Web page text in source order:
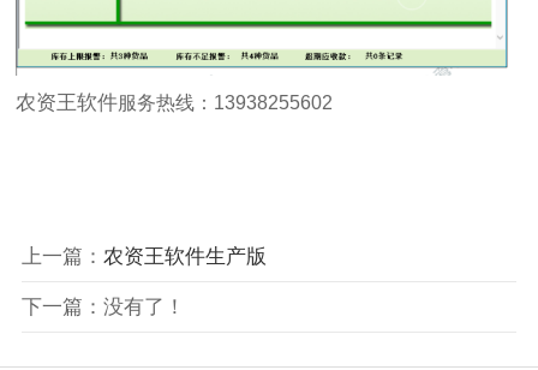
农资王软件服务热线：13938255602
上一篇： 农资王软件生产版
下一篇：没有了！